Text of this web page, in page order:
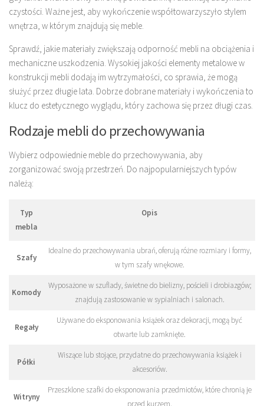
czystości. Ważne jest, aby wykończenie współtowarzyszyło stylem
wnętrza, w którym znajdują się meble.
Sprawdź, jakie materiały zwiększają odporność mebli na obciążenia i
mechaniczne uszkodzenia. Wysokiej jakości elementy metalowe w
konstrukcji mebli dodają im wytrzymałości, co sprawia, że mogą
służyć przez długie lata. Dobrze dobrane materiały i wykończenia to
klucz do estetycznego wyglądu, który zachowa się przez długi czas.
Rodzaje mebli do przechowywania
Wybierz odpowiednie meble do przechowywania, aby
zorganizować swoją przestrzeń. Do najpopularniejszych typów
należą:
Typ
mebla
Opis
Szafy
Idealne do przechowywania ubrań, oferują różne rozmiary i formy,
w tym szafy wnękowe.
Komody
Wyposażone w szuflady, świetne do bielizny, pościeli i drobiazgów;
znajdują zastosowanie w sypialniach i salonach.
Regały
Używane do eksponowania książek oraz dekoracji, mogą być
otwarte lub zamknięte.
Półki
Wiszące lub stojące, przydatne do przechowywania książek i
akcesoriów.
Witryny
Przeszklone szafki do eksponowania przedmiotów, które chronią je
przed kurzem.